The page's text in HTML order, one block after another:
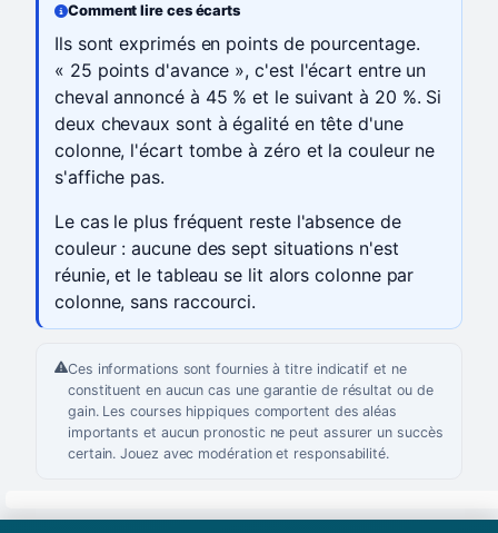
Comment lire ces écarts
Ils sont exprimés en points de pourcentage.
« 25 points d'avance », c'est l'écart entre un
cheval annoncé à 45 % et le suivant à 20 %. Si
deux chevaux sont à égalité en tête d'une
colonne, l'écart tombe à zéro et la couleur ne
s'affiche pas.
Le cas le plus fréquent reste l'absence de
couleur : aucune des sept situations n'est
réunie, et le tableau se lit alors colonne par
colonne, sans raccourci.
Ces informations sont fournies à titre indicatif et ne
constituent en aucun cas une garantie de résultat ou de
gain. Les courses hippiques comportent des aléas
importants et aucun pronostic ne peut assurer un succès
certain. Jouez avec modération et responsabilité.